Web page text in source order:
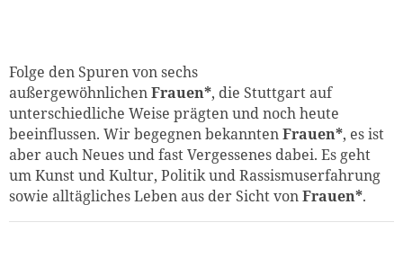
Folge den Spuren von sechs
außergewöhnlichenFrauen*, die Stuttgart auf
unterschiedliche Weise prägten und noch heute
beeinflussen. Wir begegnen bekanntenFrauen*, es ist
aber auch Neues und fast Vergessenes dabei. Es geht
um Kunst und Kultur, Politik und Rassismuserfahrung
sowie alltägliches Leben aus der Sicht vonFrauen*.